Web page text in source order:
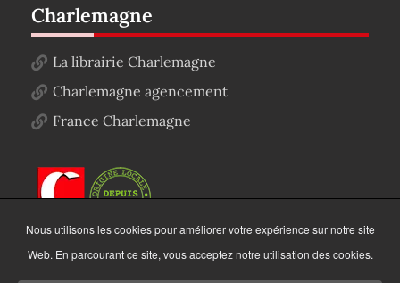
Charlemagne
La librairie Charlemagne
Charlemagne agencement
France Charlemagne
Nous utilisons les cookies pour améliorer votre expérience sur notre site
Web. En parcourant ce site, vous acceptez notre utilisation des cookies.